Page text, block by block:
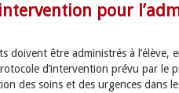
pour
doivent être administrés à l’élève,
d’intervention prévu par le
des soins et des urgences dans